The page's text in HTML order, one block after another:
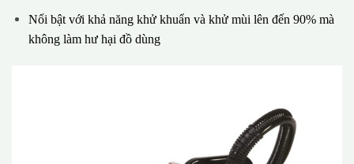
Nổi bật với khả năng khử khuẩn và khử mùi lên đến 90% mà
không làm hư hại đồ dùng